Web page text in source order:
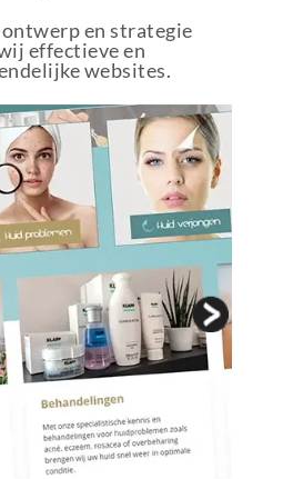
en strategie
effectieve en
websites.